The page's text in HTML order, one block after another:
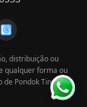
distribuição ou
qualquer forma ou
Pondok Tingal.